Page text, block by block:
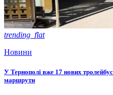
trending_flat
Новини
У Тернополі вже 17 нових
маршрути